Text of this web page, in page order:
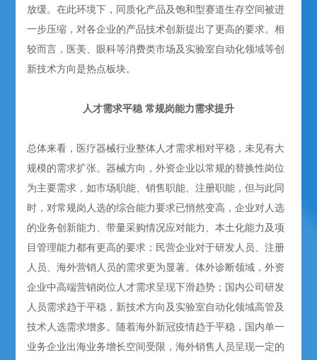
放缓。在此环境下，同质化产品及饱和型赛道生存空间被进
一步压缩，对各企业的产品技术创新提出了更高的要求。相
较而言，医美、眼科等消费类市场及实验室自动化领域等创
新技术方向是热点板块。
人才需求平稳 常规岗能力需求提升
总体来看，医疗器械行业整体人才需求相对平稳，未见有大
规模的需求扩张。器械方向，外资企业以常规的替换性岗位
为主要需求，如市场职能、销售职能、注册职能，但与此同
时，对常规岗人选的综合能力要求已悄然变高，企业对人选
的业务创新能力、带量采购情况应对能力、本土化能力及项
目管理能力都有更高的要求；民营企业对于研发人员、注册
人员、海外营销人员的需求更为显著。体外诊断领域，外资
企业中高端营销岗位人才需求呈现下滑趋势；国内公司研发
人员需求趋于平稳，新技术方向及实验室自动化领域高管及
技术人选需求增多。随着海外新冠疫情趋于平稳，国内单一
业务企业出海业务增长空间受限，海外销售人员呈现一定的